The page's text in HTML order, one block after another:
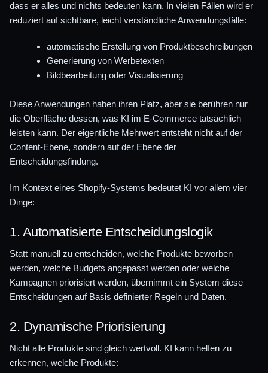
dass er alles und nichts bedeuten kann. In vielen Fällen wird er
reduziert auf sichtbare, leicht verständliche Anwendungsfälle:
automatische Erstellung von Produktbeschreibungen
Generierung von Werbetexten
Bildbearbeitung oder Visualisierung
Diese Anwendungen haben ihren Platz, aber sie berühren nur
die Oberfläche dessen, was KI im E-Commerce tatsächlich
leisten kann. Der eigentliche Mehrwert entsteht nicht auf der
Content-Ebene, sondern auf der Ebene der
Entscheidungsfindung.
Im Kontext eines Shopify-Systems bedeutet KI vor allem vier
Dinge:
1. Automatisierte Entscheidungslogik
Statt manuell zu entscheiden, welche Produkte beworben
werden, welche Budgets angepasst werden oder welche
Kampagnen priorisiert werden, übernimmt ein System diese
Entscheidungen auf Basis definierter Regeln und Daten.
2. Dynamische Priorisierung
Nicht alle Produkte sind gleich wertvoll. KI kann helfen zu
erkennen, welche Produkte: